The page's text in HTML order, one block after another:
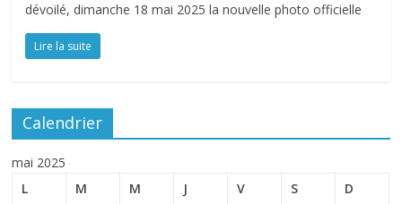
dévoilé, dimanche 18 mai 2025 la nouvelle photo officielle
Lire la suite
Calendrier
mai 2025
L
M M J V S D